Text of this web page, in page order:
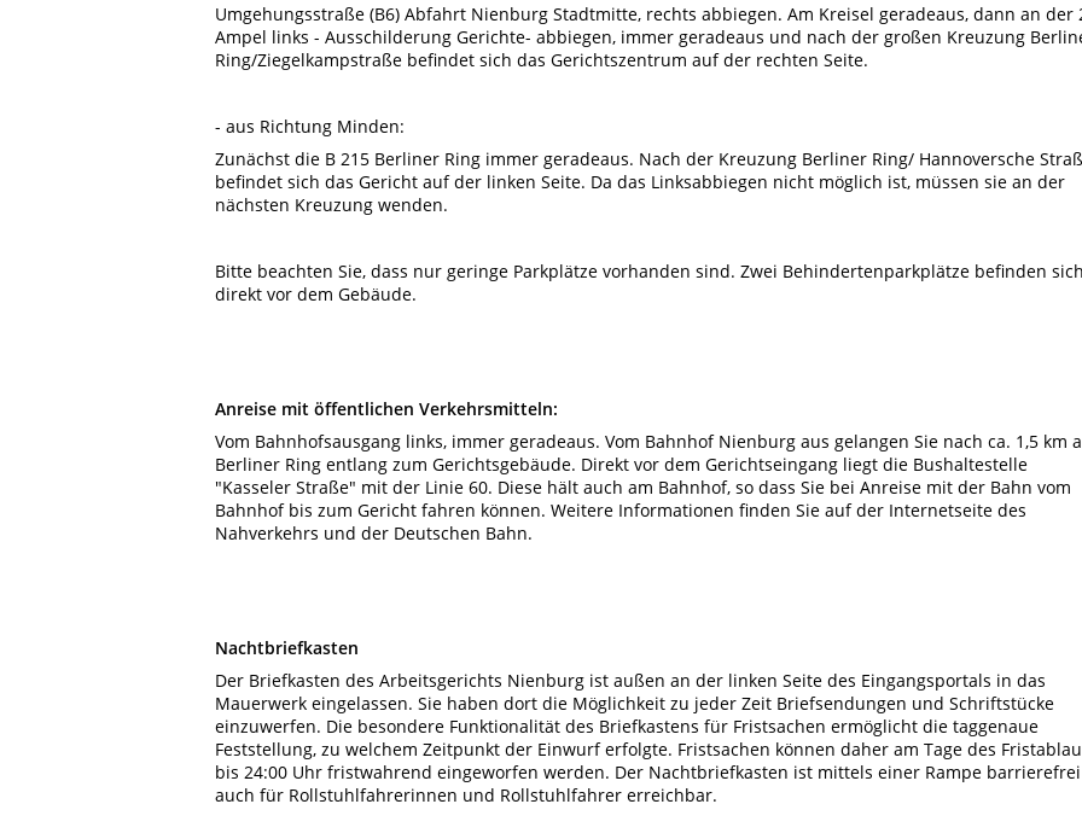
Umgehungsstraße (B6) Abfahrt Nienburg Stadtmitte, rechts abbiegen. Am Kreisel geradeaus, dann an der
Ampel links - Ausschilderung Gerichte- abbiegen, immer geradeaus und nach der großen Kreuzung
Ring/Ziegelkampstraße befindet sich das Gerichtszentrum auf der rechten Seite.
- aus Richtung Minden:
Zunächst die B 215 Berliner Ring immer geradeaus. Nach der Kreuzung Berliner Ring/ Hannoversche
befindet sich das Gericht auf der linken Seite. Da das Linksabbiegen nicht möglich ist, müssen sie an der
nächsten Kreuzung wenden.
Bitte beachten Sie, dass nur geringe Parkplätze vorhanden sind. Zwei Behindertenparkplätze befinden
direkt vor dem Gebäude.
Anreise mit öffentlichen Verkehrsmitteln:
Vom Bahnhofsausgang links, immer geradeaus. Vom Bahnhof Nienburg aus gelangen Sie nach ca. 1,5 km
Berliner Ring entlang zum Gerichtsgebäude. Direkt vor dem Gerichtseingang liegt die Bushaltestelle
"Kasseler Straße" mit der Linie 60. Diese hält auch am Bahnhof, so dass Sie bei Anreise mit der Bahn vom
Bahnhof bis zum Gericht fahren können. Weitere Informationen finden Sie auf der Internetseite des
Nahverkehrs und der Deutschen Bahn.
Nachtbriefkasten
Der Briefkasten des Arbeitsgerichts Nienburg ist außen an der linken Seite des Eingangsportals in das
Mauerwerk eingelassen. Sie haben dort die Möglichkeit zu jeder Zeit Briefsendungen und Schriftstücke
einzuwerfen. Die besondere Funktionalität des Briefkastens für Fristsachen ermöglicht die taggenaue
Feststellung, zu welchem Zeitpunkt der Einwurf erfolgte. Fristsachen können daher am Tage des
bis 24:00 Uhr fristwahrend eingeworfen werden. Der Nachtbriefkasten ist mittels einer Rampe barrierefrei
auch für Rollstuhlfahrerinnen und Rollstuhlfahrer erreichbar.